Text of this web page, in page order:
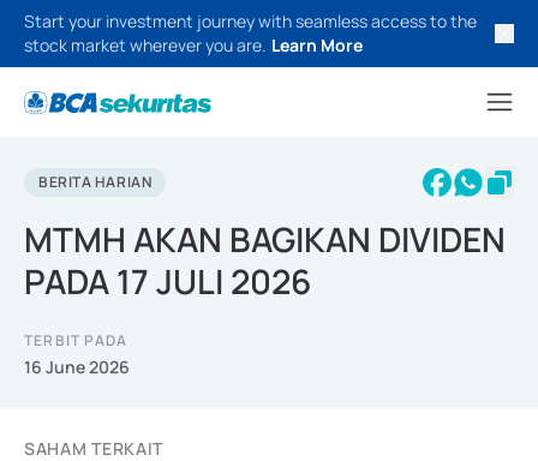
Start your investment journey with seamless access to the
stock market wherever you are. Learn More
BERITA HARIAN
MTMH AKAN BAGIKAN DIVIDEN
PADA 17 JULI 2026
TERBIT PADA
16 June 2026
SAHAM TERKAIT